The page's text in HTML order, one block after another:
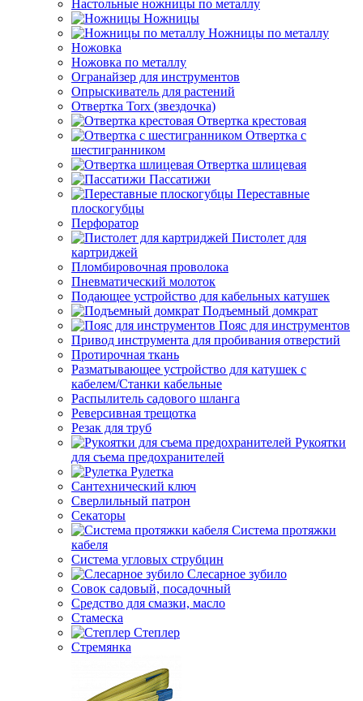
Настольные ножницы по металлу
Ножницы
Ножницы по металлу
Ножовка
Ножовка по металлу
Огранайзер для инструментов
Опрыскиватель для растений
Отвертка Torx (звездочка)
Отвертка крестовая
Отвертка с
шестигранником
Отвертка шлицевая
Пассатижи
Переставные
плоскогубцы
Перфоратор
Пистолет для
картриджей
Пломбировочная проволока
Пневматический молоток
Подающее устройство для кабельных катушек
Подъемный домкрат
Пояс для инструментов
Привод инструмента для пробивания отверстий
Протирочная ткань
Разматывающее устройство для катушек с
кабелем/Станки кабельные
Распылитель садового шланга
Реверсивная трещотка
Резак для труб
Рукоятки
для съема предохранителей
Рулетка
Сантехнический ключ
Сверлильный патрон
Секаторы
Система протяжки
кабеля
Система угловых струбцин
Слесарное зубило
Совок садовый, посадочный
Средство для смазки, масло
Стамеска
Степлер
Стремянка